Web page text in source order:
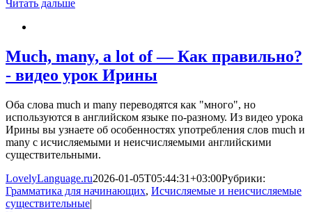
Читать дальше
Much, many, a lot of — Как правильно?
- видео урок Ирины
Оба слова much и many переводятся как "много", но
используются в английском языке по-разному. Из видео урока
Ирины вы узнаете об особенностях употребления слов much и
many с исчисляемыми и неисчисляемыми английскими
существительными.
LovelyLanguage.ru2026-01-05T05:44:31+03:00Рубрики:
Грамматика для начинающих, Исчисляемые и неисчисляемые
существительные|